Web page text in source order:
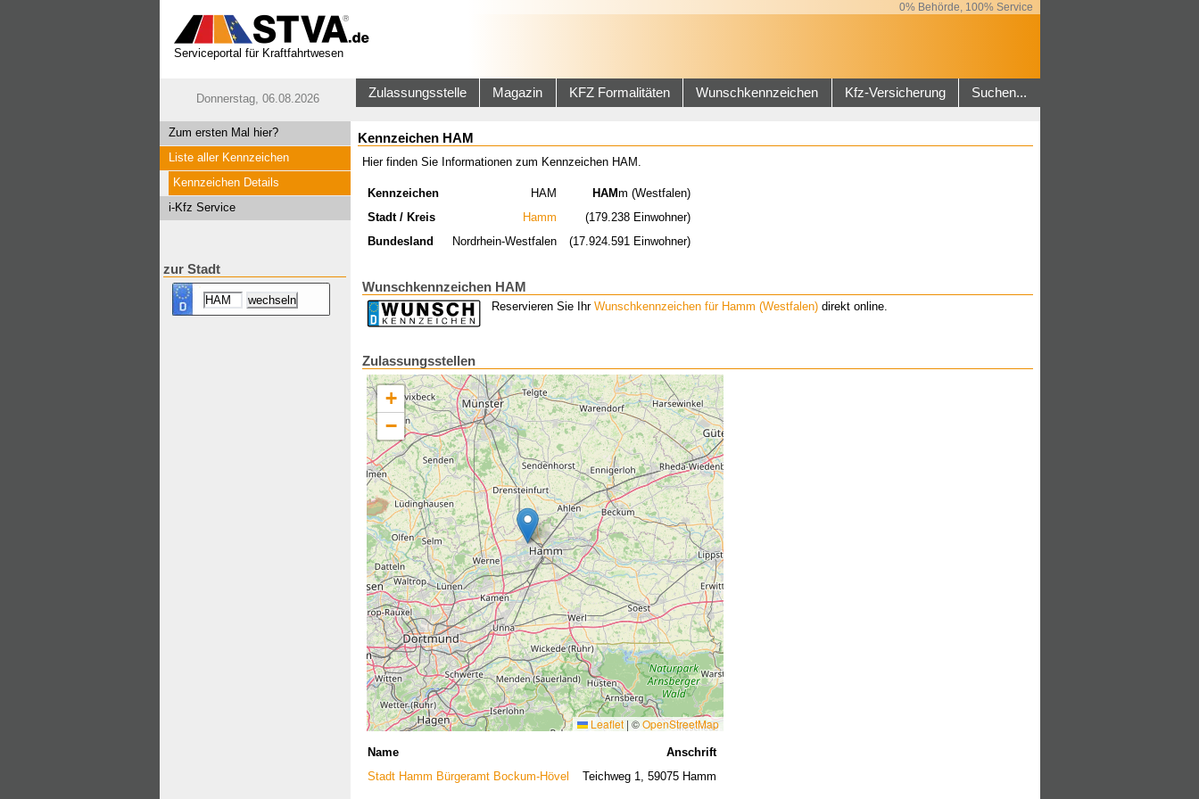
0% Behörde, 100% Service
Serviceportal für Kraftfahrtwesen
Donnerstag, 06.08.2026 Zulassungsstelle Magazin KFZ Formalitäten Wunschkennzeichen Kfz-Versicherung Suchen...
Zum ersten Mal hier?
Liste aller Kennzeichen
Kennzeichen Details
i-Kfz Service
zur Stadt
Kennzeichen HAM
Hier finden Sie Informationen zum Kennzeichen HAM.
Kennzeichen HAM HAMm (Westfalen)
Stadt / Kreis
Hamm
(179.238 Einwohner)
Bundesland
Nordrhein-Westfalen (17.924.591 Einwohner)
Wunschkennzeichen HAM
Reservieren Sie Ihr Wunschkennzeichen für Hamm (Westfalen)direkt online.
Zulassungsstellen
+
−
Leaflet | ©OpenStreetMap
Name
Anschrift
Stadt Hamm Bürgeramt Bockum-Hövel
Teichweg 1, 59075 Hamm